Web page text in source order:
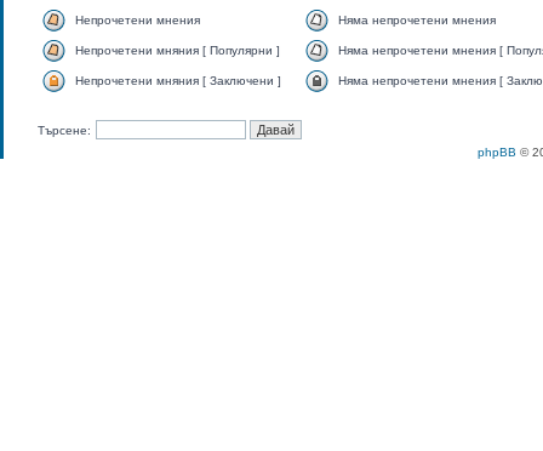
Непрочетени мнения Няма непрочетени мнения
Непрочетени мняния [ Популярни ] Няма непрочетени мнения [
Непрочетени мняния [ Заключени ] Няма непрочетени мнения [
Търсене:
phpBB ©